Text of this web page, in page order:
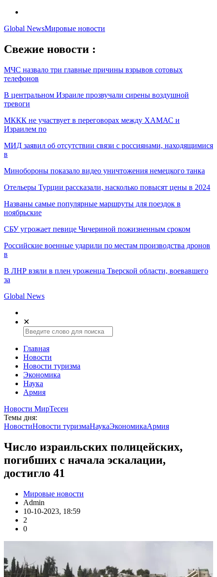
Global NewsМировые новости
Свежие новости :
МЧС назвало три главные причины взрывов сотовых
телефонов
В центральном Израиле прозвучали сирены воздушной
тревоги
МККК не участвует в переговорах между ХАМАС и
Израилем по
МИД заявил об отсутствии связи с россиянами, находящимися
в
Минобороны показало видео уничтожения немецкого танка
Отельеры Турции рассказали, насколько повысят цены в 2024
Названы самые популярные маршруты для поездок в
ноябрьские
СБУ угрожает певице Чичериной пожизненным сроком
Российские военные ударили по местам производства дронов
в
В ЛНР взяли в плен уроженца Тверской области, воевавшего
за
Global News
✕
Главная
Новости
Новости туризма
Экономика
Наука
Армия
Новости МирТесен
Темы дня:
НовостиНовости туризмаНаукаЭкономикаАрмия
Число израильских полицейских,
погибших с начала эскалации,
достигло 41
Мировые новости
Admin
10-10-2023, 18:59
2
0